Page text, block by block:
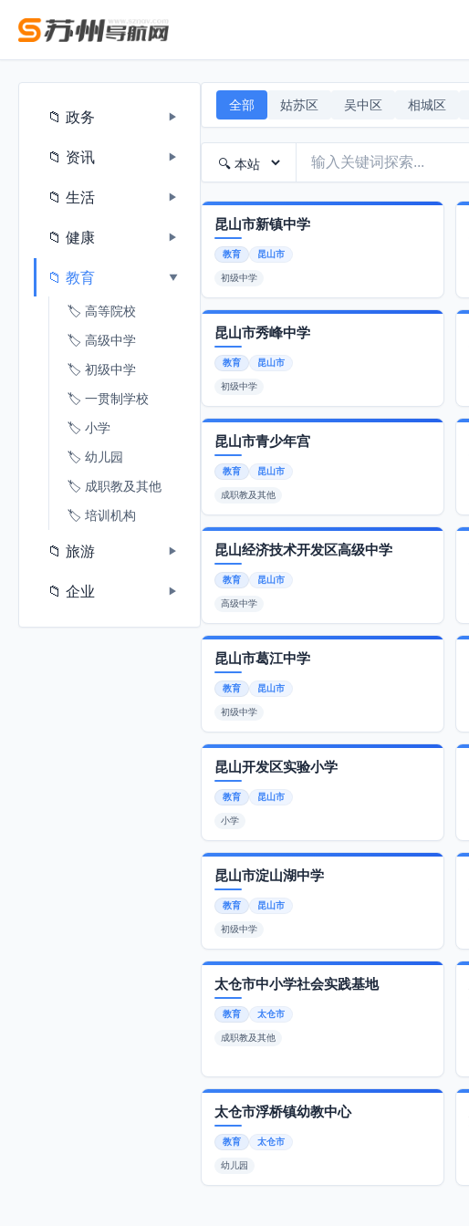
📁 政务 ▶
📁 资讯 ▶
📁 生活 ▶
📁 健康 ▶
📁 教育 ▶
🏷️ 高等院校
🏷️ 高级中学
🏷️ 初级中学
🏷️ 一贯制学校
🏷️ 小学
🏷️ 幼儿园
🏷️ 成职教及其他
🏷️ 培训机构
📁 旅游 ▶
📁 企业 ▶
全部 姑苏区 吴中区 相城区
昆山市新镇中学
教育 昆山市
初级中学
昆山市秀峰中学
教育 昆山市
初级中学
昆山市青少年宫
教育 昆山市
成职教及其他
昆山经济技术开发区高级中学
教育 昆山市
高级中学
昆山市葛江中学
教育 昆山市
初级中学
昆山开发区实验小学
教育 昆山市
小学
昆山市淀山湖中学
教育 昆山市
初级中学
太仓市中小学社会实践基地
教育 太仓市
成职教及其他
太仓市浮桥镇幼教中心
教育 太仓市
幼儿园